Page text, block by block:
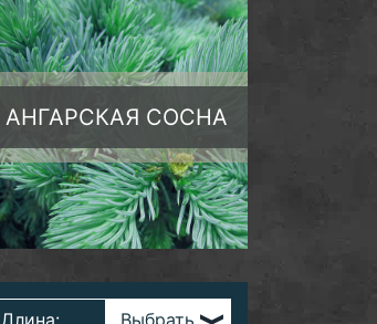
АНГАРСКАЯ СОСНА
Длина: